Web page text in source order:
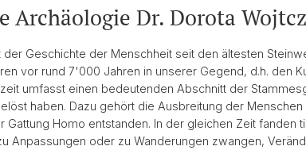
Archäologie Dr. Dorota
Geschichte der Menschheit seit den ältesten
vor rund 7'000 Jahren in unserer Gegend, d.h. den
umfasst einen bedeutenden Abschnitt der
haben. Dazu gehört die Ausbreitung der
Gattung Homo entstanden. In der gleichen Zeit fanden
Anpassungen oder zu Wanderungen zwangen,